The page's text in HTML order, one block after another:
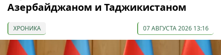
Азербайджаном и Таджикистаном
ХРОНИКА 07 АВГУСТА 2026 13:16